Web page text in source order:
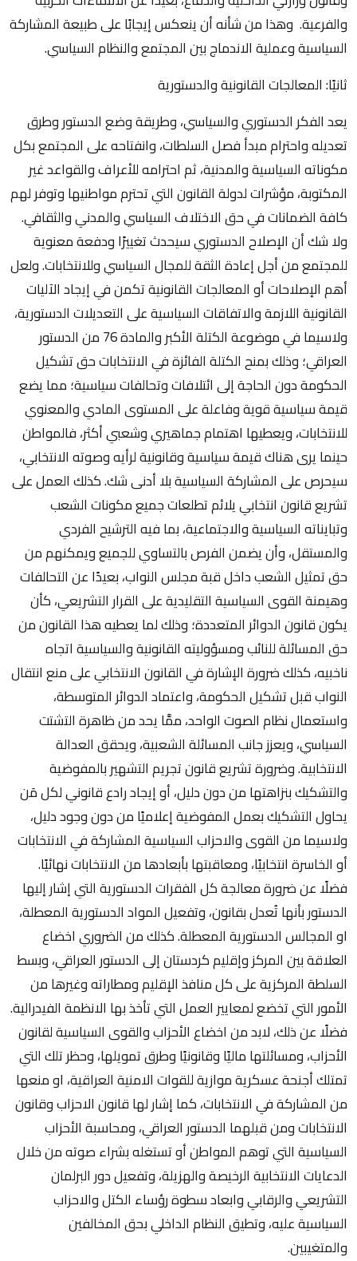
والفرعية. وهذا من شأنه أن ينعكس إيجابًا على طبيعة المشاركة
السياسية وعملية الاندماج بين المجتمع والنظام السياسي.
ثانيًا: المعالجات القانونية والدستورية
يعد الفكر الدستوري والسياسي، وطريقة وضع الدستور وطرق
تعديله واحترام مبدأ فصل السلطات، وانفتاحه على المجتمع بكل
مكوناته السياسية والمدنية، ثم احترامه للأعراف والقواعد غير
المكتوبة، مؤشرات لدولة القانون التي تحترم مواطنيها وتوفر لهم
كافة الضمانات في حق الاختلاف السياسي والمدني والثقافي.
ولا شك أن الإصلاح الدستوري سيحدث تغييرًا ودفعة معنوية
للمجتمع من أجل إعادة الثقة للمجال السياسي وللانتخابات. ولعل
أهم الإصلاحات أو المعالجات القانونية تكمن في إيجاد الآليات
القانونية اللازمة والاتفاقات السياسية على التعديلات الدستورية،
ولاسيما في موضوعة الكتلة الأكبر والمادة 76 من الدستور
العراقي؛ وذلك بمنح الكتلة الفائزة في الانتخابات حق تشكيل
الحكومة دون الحاجة إلى ائتلافات وتحالفات سياسية؛ مما يضع
قيمة سياسية قوية وفاعلة على المستوى المادي والمعنوي
للانتخابات، ويعطيها اهتمام جماهيري وشعبي أكثر، فالمواطن
حينما يرى هناك قيمة سياسية وقانونية لرأيه وصوته الانتخابي،
سيحرص على المشاركة السياسية بلا أدنى شك. كذلك العمل على
تشريع قانون انتخابي يلائم تطلعات جميع مكونات الشعب
وتبايناته السياسية والاجتماعية، بما فيه الترشيح الفردي
والمستقل، وأن يضمن الفرص بالتساوي للجميع ويمكنهم من
حق تمثيل الشعب داخل قبة مجلس النواب، بعيدًا عن التحالفات
وهيمنة القوى السياسية التقليدية على القرار التشريعي، كأن
يكون قانون الدوائر المتعددة؛ وذلك لما يعطيه هذا القانون من
حق المسائلة للنائب ومسؤوليته القانونية والسياسية اتجاه
ناخبيه، كذلك ضرورة الإشارة في القانون الانتخابي على منع انتقال
النواب قبل تشكيل الحكومة، واعتماد الدوائر المتوسطة،
واستعمال نظام الصوت الواحد، ممَّا يحد من ظاهرة التشتت
السياسي، ويعزز جانب المسائلة الشعبية، ويحقق العدالة
الانتخابية. وضرورة تشريع قانون تجريم التشهير بالمفوضية
والتشكيك بنزاهتها من دون دليل، أو إيجاد رادع قانوني لكل مَن
يحاول التشكيك بعمل المفوضية إعلاميًا من دون وجود دليل،
ولاسيما من القوى والاحزاب السياسية المشاركة في الانتخابات
أو الخاسرة انتخابيًا، ومعاقبتها بأبعادها من الانتخابات نهائيًا.
فضلًا عن ضرورة معالجة كل الفقرات الدستورية التي إشار إليها
الدستور بأنها تُعدل بقانون، وتفعيل المواد الدستورية المعطلة،
او المجالس الدستورية المعطلة. كذلك من الضروري اخضاع
العلاقة بين المركز وإقليم كردستان إلى الدستور العراقي، وبسط
السلطة المركزية على كل منافذ الإقليم ومطاراته وغيرها من
الأمور التي تخضع لمعايير العمل التي تأخذ بها الانظمة الفيدرالية.
فضلًا عن ذلك، لابد من اخضاع الأحزاب والقوى السياسية لقانون
الأحزاب، ومسائلتها ماليًا وقانونيًا وطرق تمويلها، وحظر تلك التي
تمتلك أجنحة عسكرية موازية للقوات الامنية العراقية، او منعها
من المشاركة في الانتخابات، كما إشار لها قانون الاحزاب وقانون
الانتخابات ومن قبلهما الدستور العراقي، ومحاسبة الأحزاب
السياسية التي توهم المواطن أو تستغله بشراء صوته من خلال
الدعايات الانتخابية الرخيصة والهزيلة، وتفعيل دور البرلمان
التشريعي والرقابي وابعاد سطوة رؤساء الكتل والاحزاب
السياسية عليه، وتطيق النظام الداخلي بحق المخالفين
والمتغيبين.